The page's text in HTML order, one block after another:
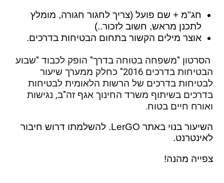
חג"מ + שם פועל (צריך לחגור חגורה, מומלץ
לתכנן מראש, חשוב לזכור..)
אוצר מילים הקשור בתחום הבטיחות בדרכים.
ואורח חיים בטוח.
השיעור בנוי באתר LerGO. להשלמתו דרוש חיבור
לאינטרנט.
צפייה מהנה!